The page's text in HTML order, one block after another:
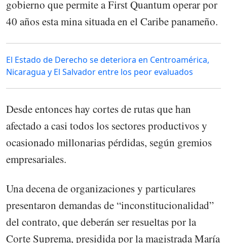
gobierno que permite a First Quantum operar por
40 años esta mina situada en el Caribe panameño.
El Estado de Derecho se deteriora en Centroamérica,
Nicaragua y El Salvador entre los peor evaluados
Desde entonces hay cortes de rutas que han
afectado a casi todos los sectores productivos y
ocasionado millonarias pérdidas, según gremios
empresariales.
Una decena de organizaciones y particulares
presentaron demandas de “inconstitucionalidad”
del contrato, que deberán ser resueltas por la
Corte Suprema, presidida por la magistrada María